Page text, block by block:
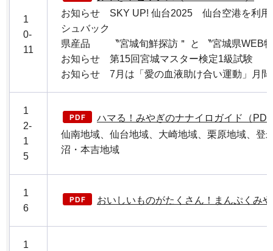
1
0-
11
お知らせ SKY UP! 仙台2025 仙台空港を利用
シュバック
県産品 〝宮城旬鮮探訪＂ と 〝宮城県WEB
お知らせ 第15回宮城マスター検定1級試験
お知らせ 7月は「愛の血液助け合い運動」月間
1
2-
1
5
ハマる！みやぎのナナイロガイド（
仙南地域、仙台地域、大崎地域、栗原地域、登
沼・本吉地域
1
6
おいしいものがたくさん！まんぷくみ
1